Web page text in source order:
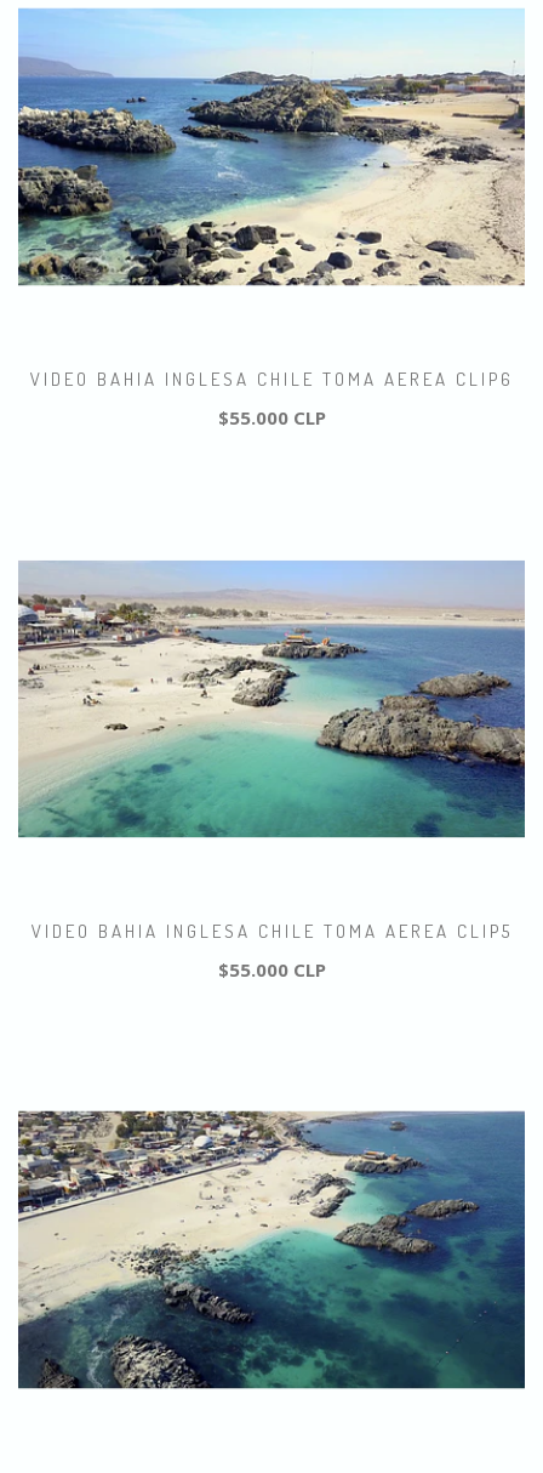
VIDEO BAHIA INGLESA CHILE TOMA AEREA CLIP6
$55.000 CLP
VIDEO BAHIA INGLESA CHILE TOMA AEREA CLIP5
$55.000 CLP